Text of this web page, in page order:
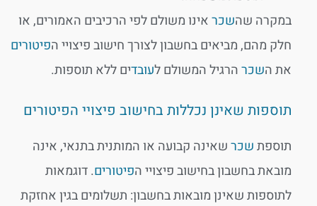
במקרה שהשכראינו משולם לפי הרכיבים האמורים, או
חלק מהם, מביאים בחשבון לצורך חישוב פיצויי הפיטורים
את השכרהרגיל המשולם לעובדים ללא תוספות.
תוספות שאינן נכללות בחישוב פיצויי הפיטורים
תוספתשכרשאינה קבועה או המותנית בתנאי, אינה
מובאת בחשבון בחישוב פיצויי הפיטורים. דוגמאות
לתוספות שאינן מובאות בחשבון: תשלומים בגין אחזקת